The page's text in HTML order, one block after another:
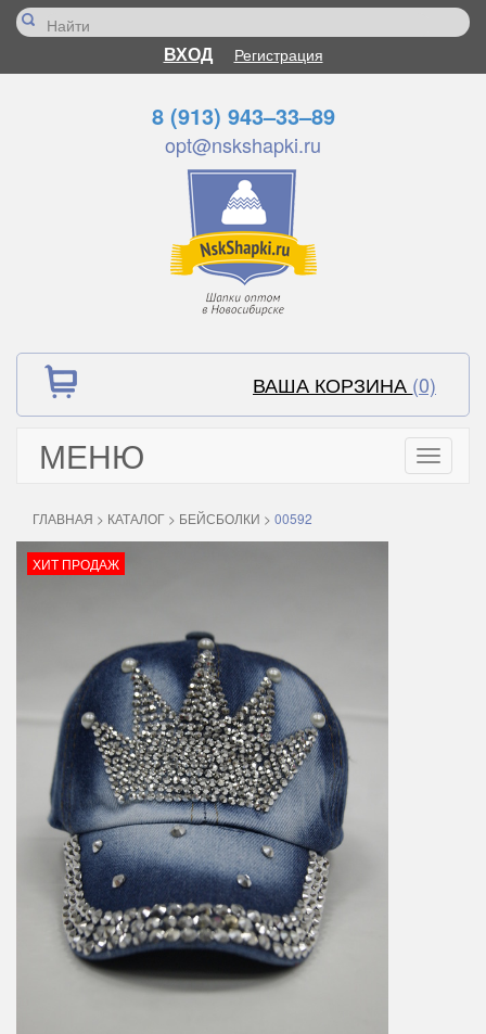
ВХОД Регистрация
8 (913) 943–33–89
opt@nskshapki.ru
ВАША КОРЗИНА (0)
МЕНЮ
Toggle
ГЛАВНАЯ > КАТАЛОГ > БЕЙСБОЛКИ > 00592
ХИТ ПРОДАЖ